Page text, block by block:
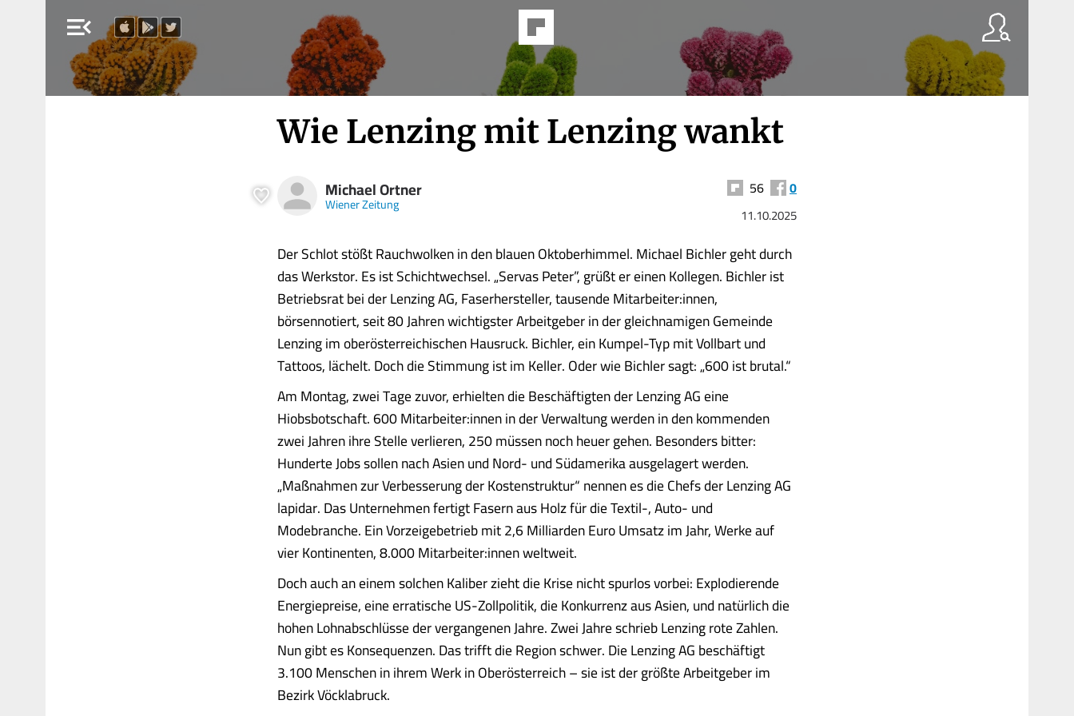
menu_open
Wie Lenzing mit Lenzing wankt
Michael Ortner
Wiener Zeitung
56 0
11.10.2025
Der Schlot stößt Rauchwolken in den blauen Oktoberhimmel. Michael Bichler geht durch
das Werkstor. Es ist Schichtwechsel. „Servas Peter”, grüßt er einen Kollegen. Bichler ist
Betriebsrat bei der Lenzing AG, Faserhersteller, tausende Mitarbeiter:innen,
börsennotiert, seit 80 Jahren wichtigster Arbeitgeber in der gleichnamigen Gemeinde
Lenzing im oberösterreichischen Hausruck. Bichler, ein Kumpel-Typ mit Vollbart und
Tattoos, lächelt. Doch die Stimmung ist im Keller. Oder wie Bichler sagt: „600 ist brutal.“
Am Montag, zwei Tage zuvor, erhielten die Beschäftigten der Lenzing AG eine
Hiobsbotschaft. 600 Mitarbeiter:innen in der Verwaltung werden in den kommenden
zwei Jahren ihre Stelle verlieren, 250 müssen noch heuer gehen. Besonders bitter:
Hunderte Jobs sollen nach Asien und Nord- und Südamerika ausgelagert werden.
„Maßnahmen zur Verbesserung der Kostenstruktur“ nennen es die Chefs der Lenzing AG
lapidar. Das Unternehmen fertigt Fasern aus Holz für die Textil-, Auto- und
Modebranche. Ein Vorzeigebetrieb mit 2,6 Milliarden Euro Umsatz im Jahr, Werke auf
vier Kontinenten, 8.000 Mitarbeiter:innen weltweit.
Doch auch an einem solchen Kaliber zieht die Krise nicht spurlos vorbei: Explodierende
Energiepreise, eine erratische US-Zollpolitik, die Konkurrenz aus Asien, und natürlich die
hohen Lohnabschlüsse der vergangenen Jahre. Zwei Jahre schrieb Lenzing rote Zahlen.
Nun gibt es Konsequenzen. Das trifft die Region schwer. Die Lenzing AG beschäftigt
3.100 Menschen in ihrem Werk in Oberösterreich – sie ist der größte Arbeitgeber im
Bezirk Vöcklabruck.